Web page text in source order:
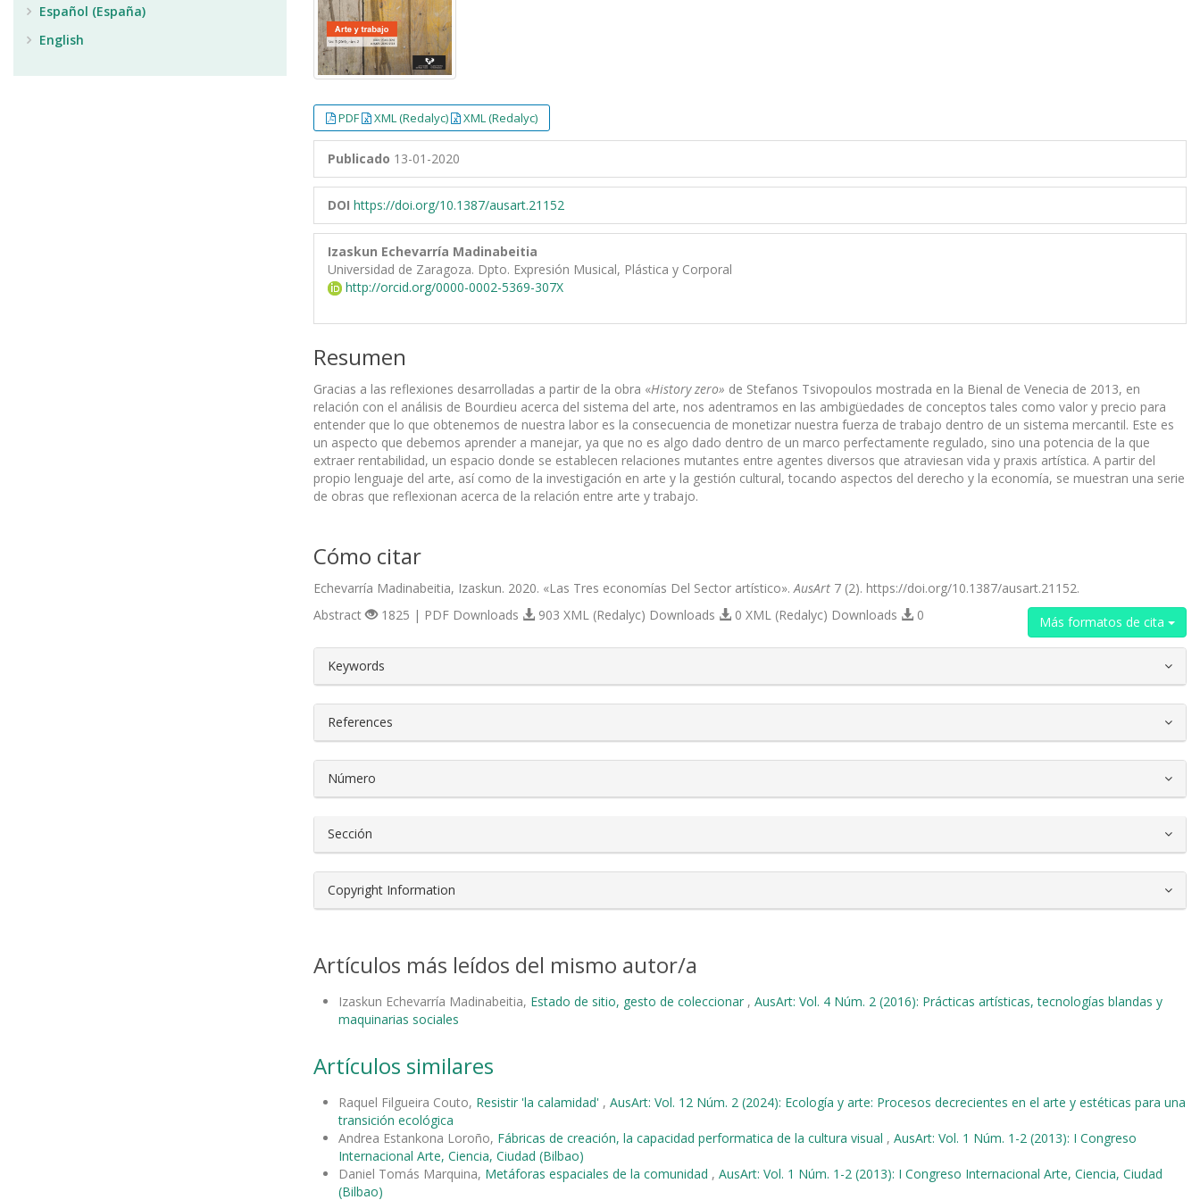
PDF XML (Redalyc) XML (Redalyc)
Publicado 13-01-2020
DOI https://doi.org/10.1387/ausart.21152
Izaskun Echevarría Madinabeitia
Universidad de Zaragoza. Dpto. Expresión Musical, Plástica y Corporal
http://orcid.org/0000-0002-5369-307X
Resumen
Gracias a las reflexiones desarrolladas a partir de la obra «History zero» de Stefanos Tsivopoulos mostrada en la Bienal de Venecia de 2013, en
relación con el análisis de Bourdieu acerca del sistema del arte, nos adentramos en las ambigüedades de conceptos tales como valor y precio para
entender que lo que obtenemos de nuestra labor es la consecuencia de monetizar nuestra fuerza de trabajo dentro de un sistema mercantil. Este es
un aspecto que debemos aprender a manejar, ya que no es algo dado dentro de un marco perfectamente regulado, sino una potencia de la que
extraer rentabilidad, un espacio donde se establecen relaciones mutantes entre agentes diversos que atraviesan vida y praxis artística. A partir del
propio lenguaje del arte, así como de la investigación en arte y la gestión cultural, tocando aspectos del derecho y la economía, se muestran una serie
de obras que reflexionan acerca de la relación entre arte y trabajo.
Cómo citar
Echevarría Madinabeitia, Izaskun. 2020. «Las Tres economías Del Sector artístico». AusArt 7 (2). https://doi.org/10.1387/ausart.21152.
Más formatos de cita
Abstract 1825 | PDF Downloads 903 XML (Redalyc) Downloads 0 XML (Redalyc) Downloads 0
##plugins.themes.bootstrap3.article.details##
Keywords
References
Número
Sección
Copyright Information
Artículos más leídos del mismo autor/a
Izaskun Echevarría Madinabeitia, Estado de sitio, gesto de coleccionar , AusArt: Vol. 4 Núm. 2 (2016): Prácticas artísticas, tecnologías blandas y
maquinarias sociales
Artículos similares
Raquel Filgueira Couto, Resistir 'la calamidad' , AusArt: Vol. 12 Núm. 2 (2024): Ecología y arte: Procesos decrecientes en el arte y estéticas para una
transición ecológica
Andrea Estankona Loroño, Fábricas de creación, la capacidad performatica de la cultura visual , AusArt: Vol. 1 Núm. 1-2 (2013): I Congreso
Internacional Arte, Ciencia, Ciudad (Bilbao)
Daniel Tomás Marquina, Metáforas espaciales de la comunidad , AusArt: Vol. 1 Núm. 1-2 (2013): I Congreso Internacional Arte, Ciencia, Ciudad
(Bilbao)
Español (España)
English